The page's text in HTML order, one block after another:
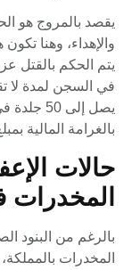
يقصد بالمروج هو
والإهداء، وهنا
يتم الحكم بالقتل
يصل إلى
بالغرامة المالية بمبلغ لا يقل
حالات
المخدرات
بالرغم من البنود